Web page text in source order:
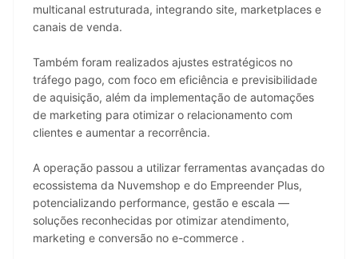
multicanal estruturada, integrando site, marketplaces e
canais de venda.
Também foram realizados ajustes estratégicos no
tráfego pago, com foco em eficiência e previsibilidade
de aquisição, além da implementação de automações
de marketing para otimizar o relacionamento com
clientes e aumentar a recorrência.
A operação passou a utilizar ferramentas avançadas do
ecossistema da Nuvemshop e do Empreender Plus,
potencializando performance, gestão e escala —
soluções reconhecidas por otimizar atendimento,
marketing e conversão no e-commerce .